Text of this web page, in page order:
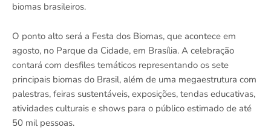
biomas brasileiros.
O ponto alto será a Festa dos Biomas, que acontece em
agosto, no Parque da Cidade, em Brasília. A celebração
contará com desfiles temáticos representando os sete
principais biomas do Brasil, além de uma megaestrutura com
palestras, feiras sustentáveis, exposições, tendas educativas,
atividades culturais e shows para o público estimado de até
50 mil pessoas.